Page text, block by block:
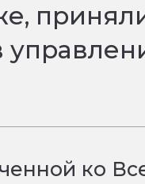
приняли
ко